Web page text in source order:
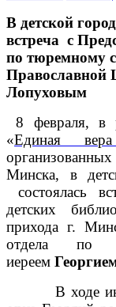
В детской
встреча с
по тюремному
Православной
Лопуховым
8 февраля, в
«Единая
Минска, в
состоялась
детских
прихода г.
отдела по
иереем
В ходе